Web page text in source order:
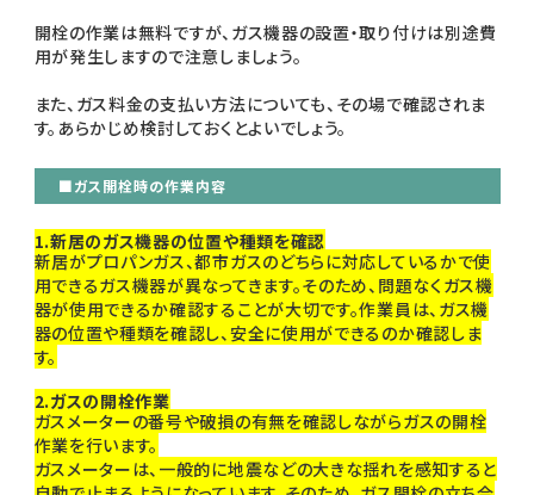
開栓の作業は無料ですが、ガス機器の設置・取り付けは別途費
用が発生しますので注意しましょう。
また、ガス料金の支払い方法についても、その場で確認されま
す。あらかじめ検討しておくとよいでしょう。
■ガス開栓時の作業内容
1.新居のガス機器の位置や種類を確認
新居がプロパンガス、都市ガスのどちらに対応しているかで使
用できるガス機器が異なってきます。そのため、問題なくガス機
器が使用できるか確認することが大切です。作業員は、ガス機
器の位置や種類を確認し、安全に使用ができるのか確認しま
す。
2.ガスの開栓作業
ガスメーターの番号や破損の有無を確認しながらガスの開栓
作業を行います。
ガスメーターは、一般的に地震などの大きな揺れを感知すると